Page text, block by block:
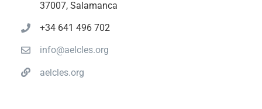
37007, Salamanca
+34 641 496 702
info@aelcles.org
aelcles.org